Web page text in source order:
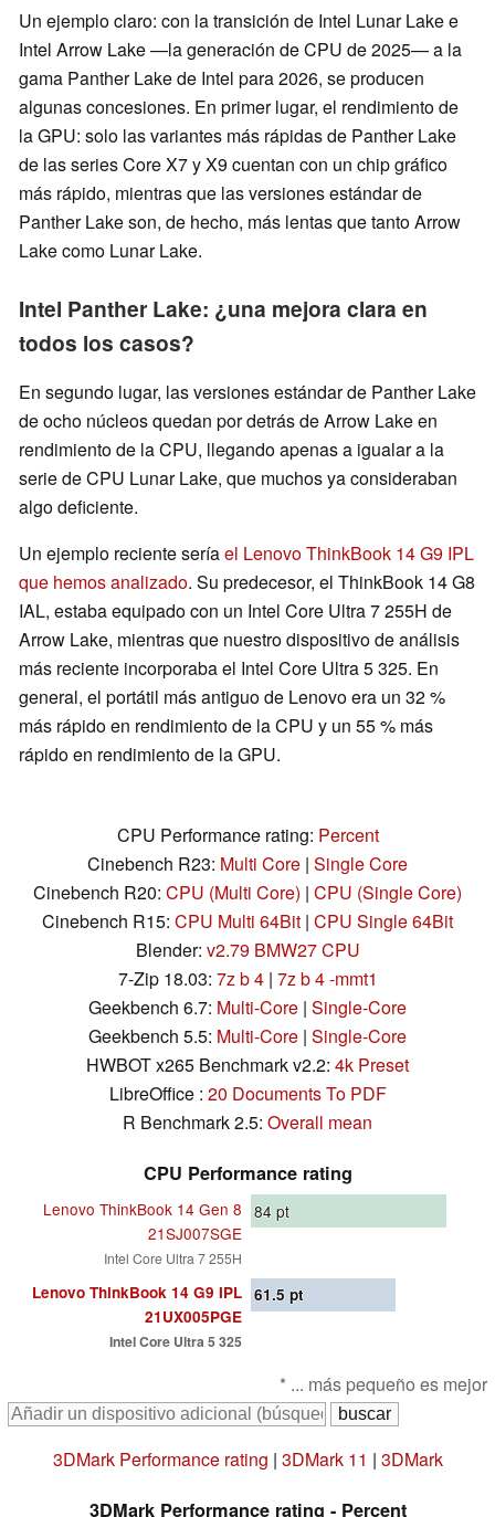
Un ejemplo claro: con la transición de Intel Lunar Lake e
Intel Arrow Lake —la generación de CPU de 2025— a la
gama Panther Lake de Intel para 2026, se producen
algunas concesiones. En primer lugar, el rendimiento de
la GPU: solo las variantes más rápidas de Panther Lake
de las series Core X7 y X9 cuentan con un chip gráfico
más rápido, mientras que las versiones estándar de
Panther Lake son, de hecho, más lentas que tanto Arrow
Lake como Lunar Lake.
Intel Panther Lake: ¿una mejora clara en
todos los casos?
En segundo lugar, las versiones estándar de Panther Lake
de ocho núcleos quedan por detrás de Arrow Lake en
rendimiento de la CPU, llegando apenas a igualar a la
serie de CPU Lunar Lake, que muchos ya consideraban
algo deficiente.
Un ejemplo reciente seríael Lenovo ThinkBook 14 G9 IPL
que hemos analizado. Su predecesor, el ThinkBook 14 G8
IAL, estaba equipado con un Intel Core Ultra 7 255H de
Arrow Lake, mientras que nuestro dispositivo de análisis
más reciente incorporaba el Intel Core Ultra 5 325. En
general, el portátil más antiguo de Lenovo era un 32 %
más rápido en rendimiento de la CPU y un 55 % más
rápido en rendimiento de la GPU.
CPU Performance rating: Percent
Cinebench R23: Multi Core | Single Core
Cinebench R20: CPU (Multi Core) | CPU (Single Core)
Cinebench R15: CPU Multi 64Bit | CPU Single 64Bit
Blender: v2.79 BMW27 CPU
7-Zip 18.03: 7z b 4| 7z b 4 -mmt1
Geekbench 6.7: Multi-Core | Single-Core
Geekbench 5.5: Multi-Core | Single-Core
HWBOT x265 Benchmark v2.2: 4k Preset
LibreOffice : 20 Documents To PDF
R Benchmark 2.5: Overall mean
CPU Performance rating
Lenovo ThinkBook 14 Gen 8
21SJ007SGE
Intel Core Ultra 7 255H
84 pt
Lenovo ThinkBook 14 G9 IPL
21UX005PGE
Intel Core Ultra 5 325
61.5 pt
* ... más pequeño es mejor
3DMark Performance rating | 3DMark 11 | 3DMark
3DMark Performance rating - Percent